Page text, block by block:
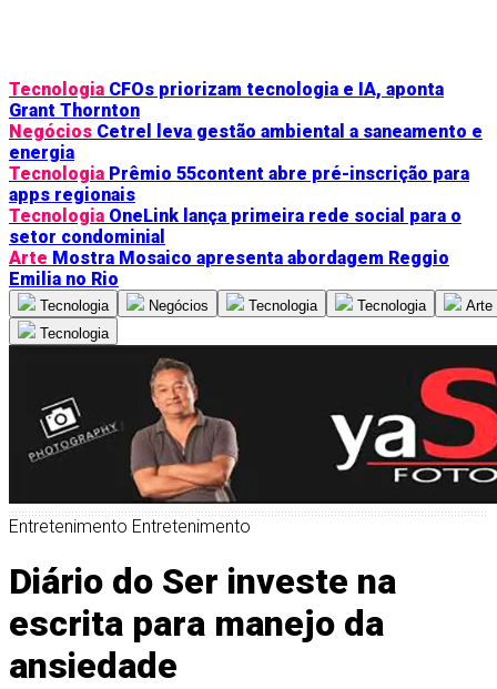
Tecnologia CFOs priorizam tecnologia e IA, aponta
Grant Thornton
Negócios Cetrel leva gestão ambiental a saneamento e
energia
Tecnologia Prêmio 55content abre pré-inscrição para
apps regionais
Tecnologia OneLink lança primeira rede social para o
setor condominial
Arte Mostra Mosaico apresenta abordagem Reggio
Emilia no Rio
Tecnologia Negócios Tecnologia Tecnologia
Arte
Tecnologia
Entretenimento Entretenimento
Diário do Ser investe na
escrita para manejo da
ansiedade